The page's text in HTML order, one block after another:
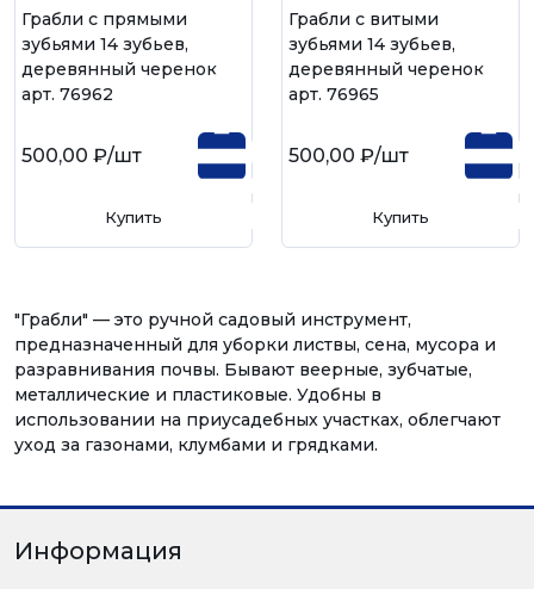
Грабли с прямыми
зубьями 14 зубьев,
деревянный черенок
арт. 76962
500,00 ₽/шт
Купить
Грабли с витыми
зубьями 14 зубьев,
деревянный черенок
арт. 76965
500,00 ₽/шт
Купить
"Грабли" — это ручной садовый инструмент,
предназначенный для уборки листвы, сена, мусора и
разравнивания почвы. Бывают веерные, зубчатые,
металлические и пластиковые. Удобны в
использовании на приусадебных участках, облегчают
уход за газонами, клумбами и грядками.
Информация